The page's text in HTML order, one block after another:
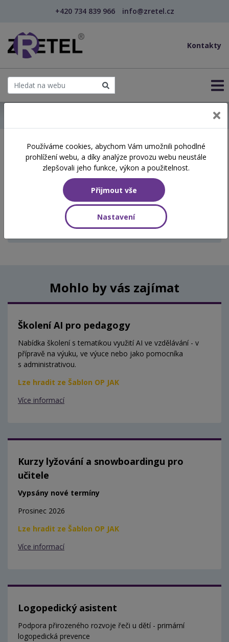
+420 734 839 966 info@zretel.cz
Kontakty
Školení začínající 13. 06.
2026
Aktuálně vypsané termíny
Aktuálně nejsou vypsány žádné termíny.
Mohlo by vás zajímat
Školení AI pro pedagogy
Nabídka školení s tematikou využití AI ve vzdělávání - v
přípravě na výuku, ve výuce nebo jako pomocníka
s administrativou.
Lze hradit ze Šablon OP JAK
Více informací
Kurzy lyžování a snowboardingu pro
učitele
Vypsány nové termíny
Prosinec 2026
Lze hradit ze Šablon OP JAK
Více informací
Logopedický asistent
Podpora přirozeného rozvoje řeči u dětí - primární
logopedická prevence
Používáme cookies, abychom Vám umožnili pohodlné
prohlížení webu, a díky analýze provozu webu neustále
zlepšovali jeho funkce, výkon a použitelnost.
Přijmout vše
Nastavení